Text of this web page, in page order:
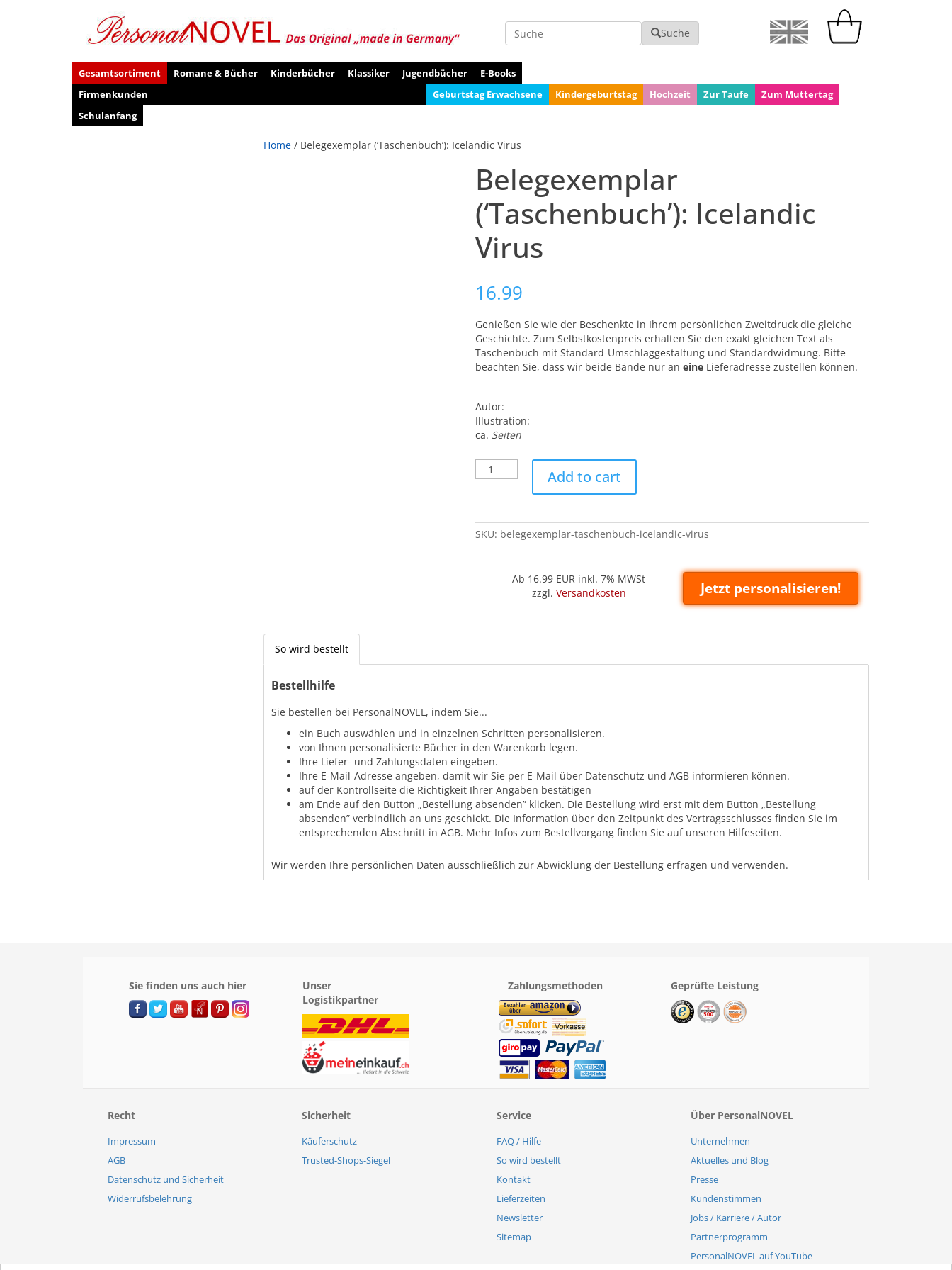
Suche Suche
Gesamtsortiment Romane & Bücher Kinderbücher Klassiker Jugendbücher
E-Books
Firmenkunden
Geburtstag Erwachsene Kindergeburtstag Hochzeit Zur Taufe
Zum Muttertag
Schulanfang
Home / Belegexemplar (‘Taschenbuch’): Icelandic Virus
Belegexemplar
(‘Taschenbuch’): Icelandic
Virus
16.99
Genießen Sie wie der Beschenkte in Ihrem persönlichen Zweitdruck die gleiche
Geschichte. Zum Selbstkostenpreis erhalten Sie den exakt gleichen Text als
Taschenbuch mit Standard-Umschlaggestaltung und Standardwidmung. Bitte
beachten Sie, dass wir beide Bände nur an eineLieferadresse zustellen können.
Autor:
Illustration:
ca. Seiten
Belegexemplar
('Taschenbuch'):
quantity
Add to cart
SKU: belegexemplar-taschenbuch-icelandic-virus
Ab 16.99 EUR inkl. 7% MWSt
zzgl. Versandkosten Jetzt personalisieren!
So wird bestellt
Bestellhilfe
Sie bestellen bei PersonalNOVEL, indem Sie...
ein Buch auswählen und in einzelnen Schritten personalisieren.
von Ihnen personalisierte Bücher in den Warenkorb legen.
Ihre Liefer- und Zahlungsdaten eingeben.
Ihre E-Mail-Adresse angeben, damit wir Sie per E-Mail über Datenschutz und AGB informieren können.
auf der Kontrollseite die Richtigkeit Ihrer Angaben bestätigen
am Ende auf den Button „Bestellung absenden” klicken. Die Bestellung wird erst mit dem Button „Bestellung
absenden” verbindlich an uns geschickt. Die Information über den Zeitpunkt des Vertragsschlusses finden Sie im
entsprechenden Abschnitt in AGB. Mehr Infos zum Bestellvorgang finden Sie auf unseren Hilfeseiten.
Wir werden Ihre persönlichen Daten ausschließlich zur Abwicklung der Bestellung erfragen und verwenden.
Sie finden uns auch hier
Unser
Logistikpartner
Zahlungsmethoden Geprüfte Leistung
Recht
Impressum
AGB
Datenschutz und Sicherheit
Widerrufsbelehrung
Sicherheit
Käuferschutz
Trusted-Shops-Siegel
Service
FAQ / Hilfe
So wird bestellt
Kontakt
Lieferzeiten
Newsletter
Sitemap
Über PersonalNOVEL
Unternehmen
Aktuelles und Blog
Presse
Kundenstimmen
Jobs / Karriere / Autor
Partnerprogramm
PersonalNOVEL auf YouTube